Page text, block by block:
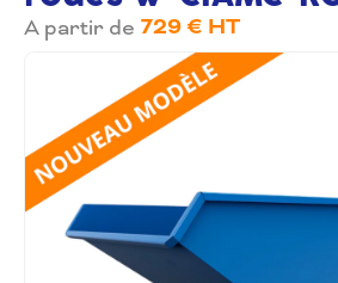
A partir de 729 € HT